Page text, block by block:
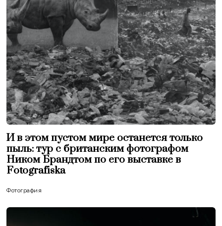
И в этом пустом мире останется только
пыль: тур с британским фотографом
Ником Брандтом по его выставке в
Fotografiska
Фотография